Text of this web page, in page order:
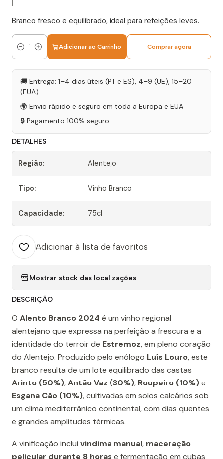
Branco fresco e equilibrado, ideal para refeições leves.
Quantidade
Adicionar ao Carrinho Comprar agora
🚚 Entrega: 1–4 dias úteis (PT e ES), 4–9 (UE), 15–20
(EUA)
🌍 Envio rápido e seguro em toda a Europa e EUA
🔒 Pagamento 100% seguro
DETALHES
Região: Alentejo
Tipo: Vinho Branco
Capacidade: 75cl
Adicionar à lista de favoritos
Mostrar stock das localizações
DESCRIÇÃO
O Alento Branco 2024 é um vinho regional
alentejano que expressa na perfeição a frescura e a
identidade do terroir de Estremoz, em pleno coração
do Alentejo. Produzido pelo enólogo Luís Louro, este
branco resulta de um lote equilibrado das castas
Arinto (50%),Antão Vaz (30%), Roupeiro (10%)e
Esgana Cão (10%), cultivadas em solos calcários sob
um clima mediterrânico continental, com dias quentes
e grandes amplitudes térmicas.
A vinificação inclui vindima manual, maceração
pelicular durante 8 horas e fermentação em cubas